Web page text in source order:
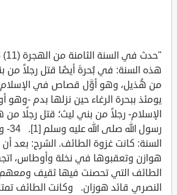
هذه السنة: في بُحرةَ أيضًا قتل رجلاً من
من هُذيل، وهو أوَّل قصاص في
يومئذ ببحرة الرغاء حين نزلها بدم -
الإسلام- رجلاً من بني ليث؛ قتل رجلًا من
السنة: كانت غزوة الطائف. الشرح: بعد
هوازن وتعقبوها في نخلة وأوطاس،
الطائف التي تحصنت فيها ثقيف
النصري قائد هوزان. وكانت الطائف